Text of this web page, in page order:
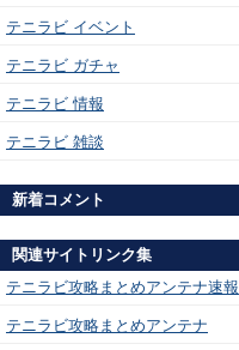
テニラビ イベント
テニラビ ガチャ
テニラビ 情報
テニラビ 雑談
新着コメント
関連サイトリンク集
テニラビ攻略まとめアンテナ速報
テニラビ攻略まとめアンテナ